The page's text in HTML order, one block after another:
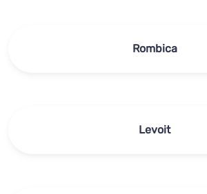
Rombica
Levoit